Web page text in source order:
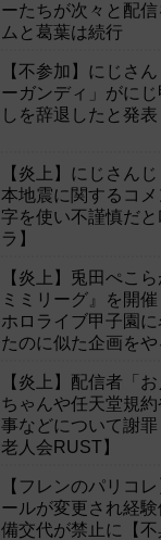
ーたちが次々と配
ムと葛葉は続行
【不参加】にじさ
ーガンディ」がに
しを辞退したと発表
【炎上】にじさん
本地震に関するコ
字を使い不謹慎だ
ラ】
【炎上】兎田ぺこ
ミミリーグ』を開
ホロライブ甲子園
たのに似た企画を
【炎上】配信者「
ちゃんや任天堂規
事などについて謝
老人会RUST】
【フレンのパリコ
ールが変更され経
備交代が禁止に【不